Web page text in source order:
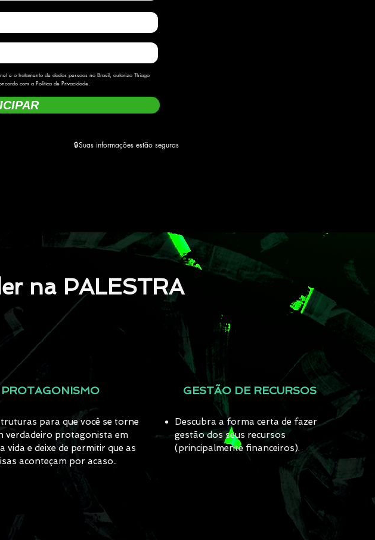
o tratamento de dados pessoas no Brasil, autorizo Thiago
com a Política de Privacidade.
🔒Suas informações estão seguras
na PALESTRA
PROTAGONISMO
para que você se torne
verdadeiro protagonista em
vida e deixe de permitir que as
aconteçam por acaso..
GESTÃO DE RECURSOS
Descubra a forma certa de fazer
gestão dos seus recursos
(principalmente financeiros).